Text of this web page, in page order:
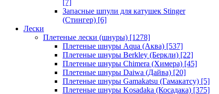
[7]
Запасные шпули для катушек Stinger
(Стингер) [6]
Лески
Плетеные лески (шнуры) [1278]
Плетеные шнуры Aqua (Аква) [537]
Плетеные шнуры Berkley (Беркли) [22]
Плетеные шнуры Chimera (Химера) [45]
Плетеные шнуры Daiwa (Дайва) [20]
Плетеные шнуры Gamakatsu (Гамакатсу) [5]
Плетеные шнуры Kosadaka (Косадака) [375]